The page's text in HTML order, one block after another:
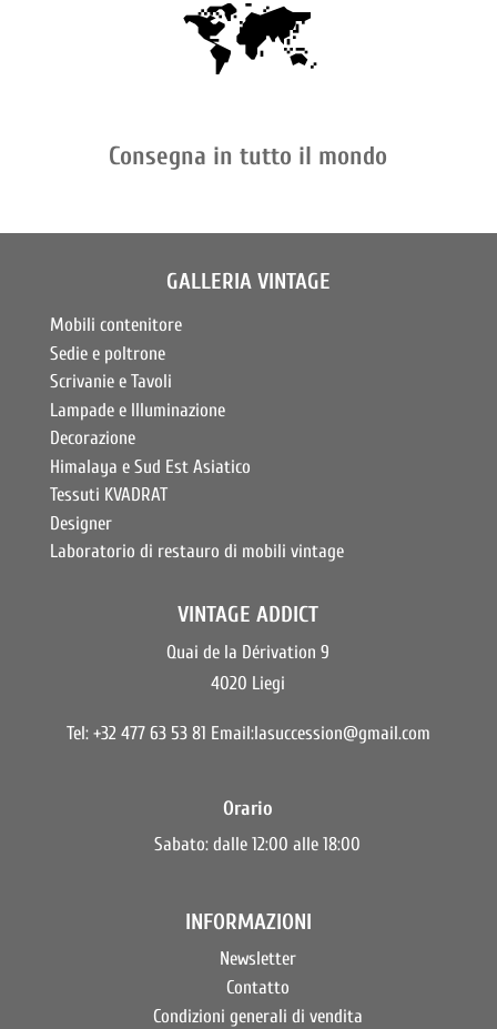
Consegna in tutto il mondo
GALLERIA VINTAGE
Mobili contenitore
Sedie e poltrone
Scrivanie e Tavoli
Lampade e Illuminazione
Decorazione
Himalaya e Sud Est Asiatico
Tessuti KVADRAT
Designer
Laboratorio di restauro di mobili vintage
VINTAGE ADDICT
Quai de la Dérivation 9
4020 Liegi
Tel: +32 477 63 53 81 Email:lasuccession@gmail.com
Orario
Sabato: dalle 12:00 alle 18:00
INFORMAZIONI
Newsletter
Contatto
Condizioni generali di vendita